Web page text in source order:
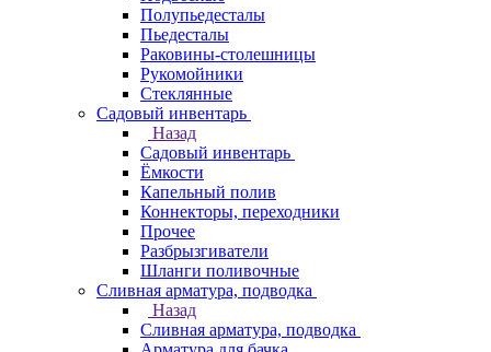
Полупьедесталы
Пьедесталы
Раковины-столешницы
Рукомойники
Стеклянные
Садовый инвентарь
Назад
Садовый инвентарь
Ёмкости
Капельный полив
Коннекторы, переходники
Прочее
Разбрызгиватели
Шланги поливочные
Сливная арматура, подводка
Назад
Сливная арматура, подводка